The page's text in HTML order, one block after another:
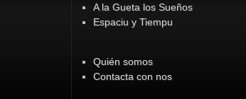
A la Gueta los Sueños
Espaciu y Tiempu
Quién somos
Contacta con nos